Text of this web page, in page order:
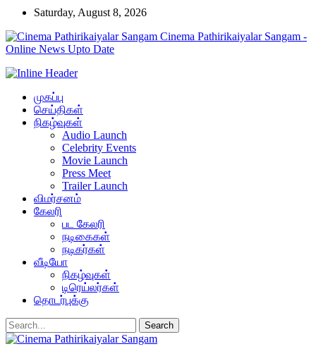
Saturday, August 8, 2026
Cinema Pathirikaiyalar Sangam -
Online News Upto Date
முகப்பு
செய்திகள்
நிகழ்வுகள்
Audio Launch
Celebrity Events
Movie Launch
Press Meet
Trailer Launch
விமர்சனம்
கேலரி
பட கேலரி
நடிகைகள்
நடிகர்கள்
வீடியோ
நிகழ்வுகள்
டிரெய்லர்கள்
தொடர்புக்கு